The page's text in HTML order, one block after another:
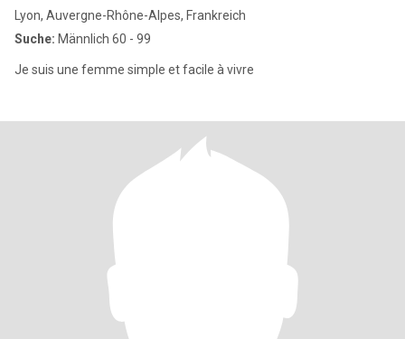
Lyon, Auvergne-Rhône-Alpes, Frankreich
Suche: Männlich 60 - 99
Je suis une femme simple et facile à vivre